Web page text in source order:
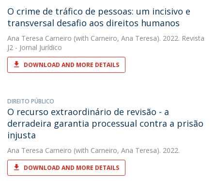
O crime de tráfico de pessoas: um incisivo e
transversal desafio aos direitos humanos
Ana Teresa Carneiro (with Carneiro, Ana Teresa). 2022. Revista
J2 - Jornal Jurídico
DOWNLOAD AND MORE DETAILS
DIREITO PÚBLICO
O recurso extraordinário de revisão - a
derradeira garantia processual contra a prisão
injusta
Ana Teresa Carneiro (with Carneiro, Ana Teresa). 2022.
DOWNLOAD AND MORE DETAILS